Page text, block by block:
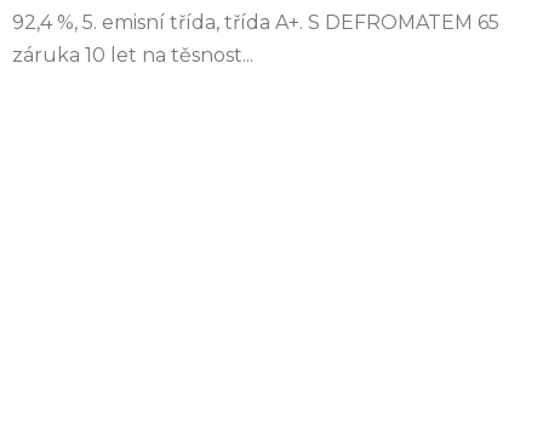
92,4 %, 5. emisní třída, třída A+. S DEFROMATEM 65
záruka 10 let na těsnost...